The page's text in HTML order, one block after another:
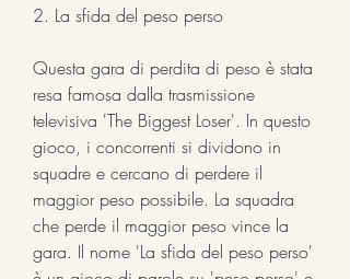
2. La sfida del peso perso
Questa gara di perdita di peso è stata
resa famosa dalla trasmissione
televisiva 'The Biggest Loser'. In questo
gioco, i concorrenti si dividono in
squadre e cercano di perdere il
maggior peso possibile. La squadra
che perde il maggior peso vince la
gara. Il nome 'La sfida del peso perso'